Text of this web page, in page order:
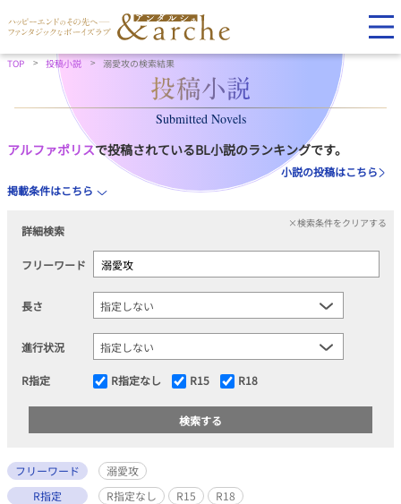
TOP 投稿小説 溺愛攻の検索結果
Submitted Novels
アルファポリスで投稿されているBL小説のランキングです。
小説の投稿はこちら
掲載条件はこちら
詳細検索
×検索条件をクリアする
フリーワード
長さ
進行状況
R指定 R指定なし R15 R18
フリーワード
溺愛攻
R指定
R指定なし R15 R18